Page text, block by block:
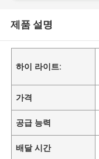
제품 설명
하이 라이트:
가격
공급 능력
배달 시간